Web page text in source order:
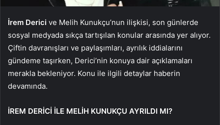
İrem Derici ve Melih Kunukçu’nun ilişkisi, son günlerde
sosyal medyada sıkça tartışılan konular arasında yer alıyor.
Çiftin davranışları ve paylaşımları, ayrılık iddialarını
gündeme taşırken, Derici’nin konuya dair açıklamaları
merakla bekleniyor. Konu ile ilgili detaylar haberin
devamında.
İREM DERİCİ İLE MELİH KUNUKÇU AYRILDI MI?